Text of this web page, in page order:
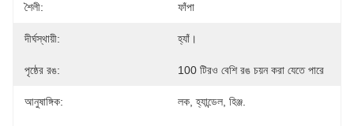
শৈলী: ফাঁপা
দীর্ঘস্থায়ী: হ্যাঁ।
পৃষ্ঠের রঙ: 100 টিরও বেশি রঙ চয়ন করা যেতে পারে
আনুষাঙ্গিক: লক, হ্যান্ডেল, হিঞ্জ.